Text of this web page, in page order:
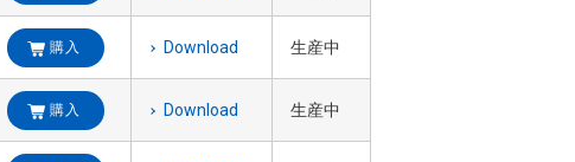
購入 Download 生産中
購入 Download 生産中